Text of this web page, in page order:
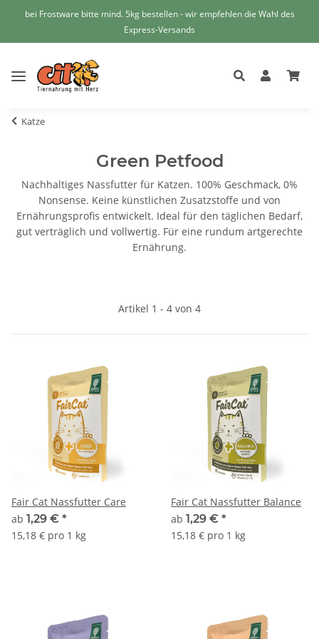
bei Frostware bitte mind. 5kg bestellen - wir empfehlen die Wahl des
Express-Versands
Katze
Green Petfood
Nachhaltiges Nassfutter für Katzen. 100% Geschmack, 0%
Nonsense. Keine künstlichen Zusatzstoffe und von
Ernährungsprofis entwickelt. Ideal für den täglichen Bedarf,
gut verträglich und vollwertig. Für eine rundum artgerechte
Ernährung.
Artikel 1 - 4 von 4
Fair Cat Nassfutter Care
ab 1,29 € *
15,18 € pro 1 kg
Fair Cat Nassfutter Balance
ab 1,29 € *
15,18 € pro 1 kg